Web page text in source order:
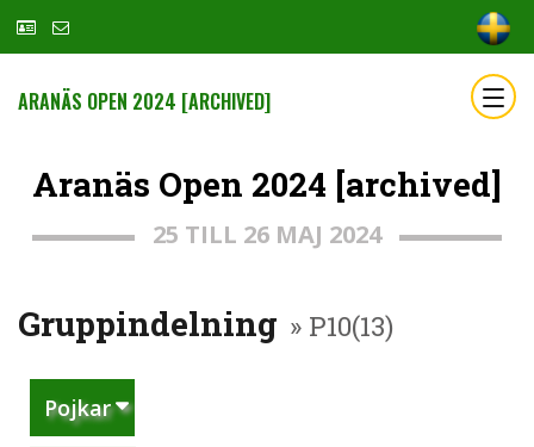
ARANÄS OPEN 2024 [ARCHIVED]
Aranäs Open 2024 [archived]
25 TILL 26 MAJ 2024
Gruppindelning » P10(13)
Pojkar